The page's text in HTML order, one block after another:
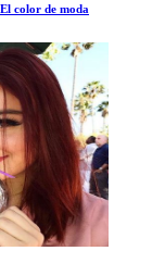
color de moda